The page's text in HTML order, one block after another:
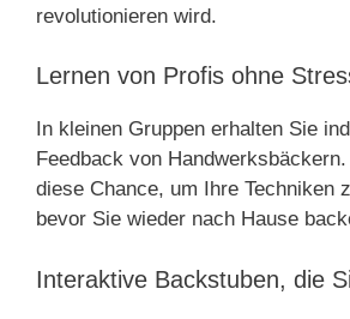
revolutionieren wird.
Lernen von Profis ohne
In kleinen Gruppen erhalten Sie
Feedback von
diese Chance, um Ihre Techniken
bevor Sie wieder nach Hause
Interaktive Backstuben, die